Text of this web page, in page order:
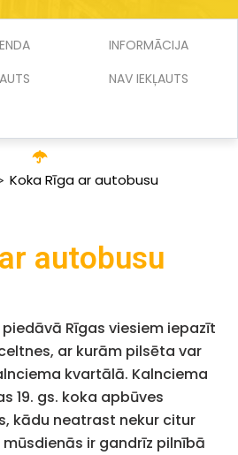
INFORMĀCIJA
NAV IEKĻAUTS
Koka Rīga ar autobusu
autobusu
piedāvā Rīgas viesiem iepazīt
ar kurām pilsēta var
kvartālā. Kalnciema
19. gs. koka apbūves
kādu neatrast nekur citur
ir gandrīz pilnībā